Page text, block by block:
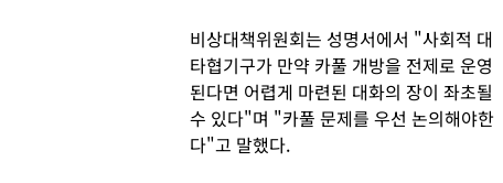
비상대책위원회는 성명서에서 "사회적 대
타협기구가 만약 카풀 개방을 전제로 운영
된다면 어렵게 마련된 대화의 장이 좌초될
수 있다"며 "카풀 문제를 우선 논의해야한
다"고 말했다.